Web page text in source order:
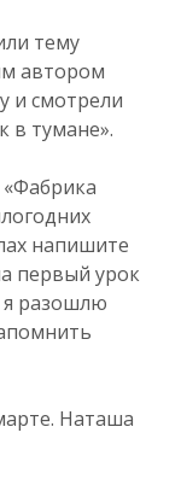
тему
автором
и смотрели
в тумане».
«Фабрика
напишите
первый урок
я разошлю
Наташа